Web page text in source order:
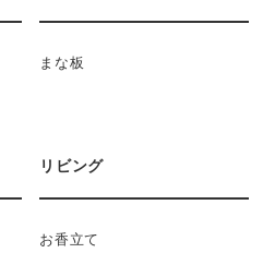
まな板
リビング
お香立て